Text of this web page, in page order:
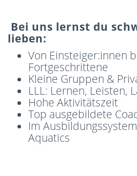
Bei uns lernst du
lieben:
Von Einsteiger:innen
Fortgeschrittene
Kleine Gruppen &
LLL: Lernen, Leisten,
Hohe Aktivitätszeit
Top ausgebildete
Im
Aquatics